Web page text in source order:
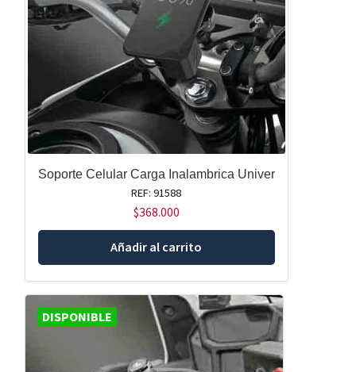
Soporte Celular Carga Inalambrica Univer
REF: 91588
$368.000
Añadir al carrito
DISPONIBLE